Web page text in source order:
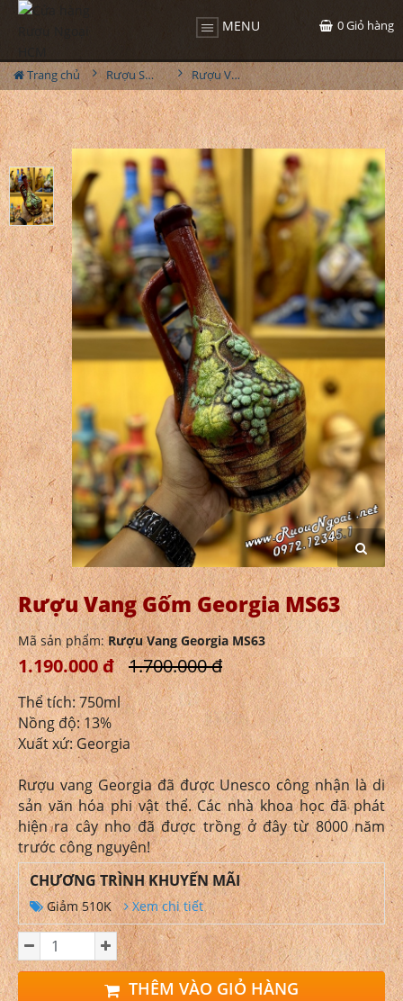
MENU 0Giỏ hàng
Trang chủ Rượu Sưu Tầm - Nga Rượu Vang Gốm Georgia MS63
Rượu Vang Gốm Georgia MS63
Mã sản phẩm:Rượu Vang Georgia MS63
1.190.000 đ 1.700.000 đ
Thể tích: 750ml
Nồng độ: 13%
Xuất xứ: Georgia
Rượu vang Georgia đã được Unesco công nhận là di
sản văn hóa phi vật thể. Các nhà khoa học đã phát
hiện ra cây nho đã được trồng ở đây từ 8000 năm
trước công nguyên!
CHƯƠNG TRÌNH KHUYẾN MÃI
Giảm 510K Xem chi tiết
THÊM VÀO GIỎ HÀNG